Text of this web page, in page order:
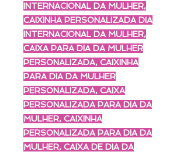
INTERNACIONAL DA MULHER,
CAIXINHA PERSONALIZADA DIA
INTERNACIONAL DA MULHER,
CAIXA PARA DIA DA MULHER
PERSONALIZADA, CAIXINHA
PARA DIA DA MULHER
PERSONALIZADA, CAIXA
PERSONALIZADA PARA DIA DA
MULHER, CAIXINHA
PERSONALIZADA PARA DIA DA
MULHER, CAIXA DE DIA DA